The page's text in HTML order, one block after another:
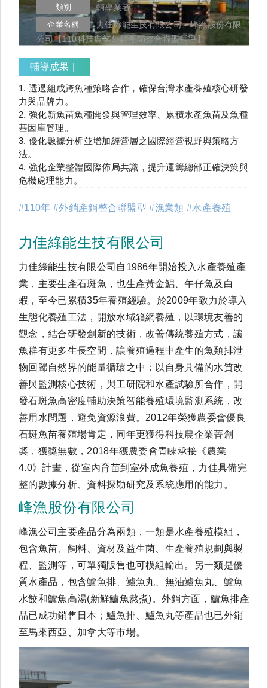
類別 輔導業者
企業名稱
力佳綠能生技有限公司、峰漁股份有限
公司【110科技農業外銷產銷整合聯盟輔導】
輔導成果｜
1. 透過組成跨魚種策略合作，確保台灣水產養殖核心研發
力與品牌力。
2. 強化新魚苗魚種開發與管理效率、累積水產魚苗及魚種
基因庫管理。
3. 優化數據分析並增加經營層之國際經營視野與策略方
法。
4. 強化企業整體國際佈局共識，提升運籌總部正確決策與
危機處理能力。
#110年 #外銷產銷整合聯盟型 #漁業類 #水產養殖
力佳綠能生技有限公司
力佳綠能生技有限公司自1986年開始投入水產養殖產
業，主要生產石斑魚，也生產黃金鯧、午仔魚及白
蝦，至今已累積35年養殖經驗。於2009年致力於導入
生態化養殖工法，開放水域箱網養殖，以環境友善的
觀念，結合研發創新的技術，改善傳統養殖方式，讓
魚群有更多生長空間，讓養殖過程中產生的魚類排泄
物回歸自然界的能量循環之中；以自身具備的水質改
善與監測核心技術，與工研院和水產試驗所合作，開
發石斑魚高密度輔助決策智能養殖環境監測系統，改
善用水問題，避免資源浪費。2012年榮獲農委會優良
石斑魚苗養殖場肯定，同年更獲得科技農企業菁創
奬，獲獎無數，2018年獲農委會青睞承接《農業
4.0》計畫，從室內育苗到室外成魚養殖，力佳具備完
整的數據分析、資料探勘研究及系統應用的能力。
峰漁股份有限公司
峰漁公司主要產品分為兩類，一類是水產養殖模組，
包含魚苗、飼料、資材及益生菌、生產養殖規劃與製
程、監測等，可單獨販售也可模組輸出。另一類是優
質水產品，包含鱸魚排、鱸魚丸、無油鱸魚丸、鱸魚
水餃和鱸魚高湯(新鮮鱸魚熬煮)。外銷方面，鱸魚排產
品已成功銷售日本；鱸魚排、鱸魚丸等產品也已外銷
至馬來西亞、加拿大等市場。